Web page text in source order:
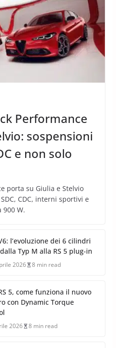
Performance
sospensioni
e non solo
porta su Giulia e Stelvio
CDC, interni sportivi e
W.
l’evoluzione dei 6 cilindri
Typ M alla RS 5 plug-in
2026 8 min read
5, come funziona il nuovo
con Dynamic Torque
2026 8 min read